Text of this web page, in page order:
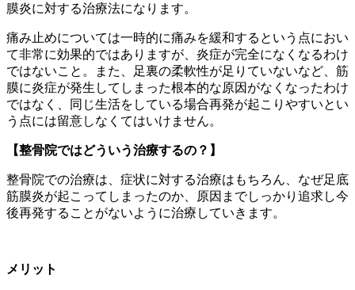
膜炎に対する治療法になります。
痛み止めについては一時的に痛みを緩和するという点におい
て非常に効果的ではありますが、炎症が完全になくなるわけ
ではないこと。また、足裏の柔軟性が足りていないなど、筋
膜に炎症が発生してしまった根本的な原因がなくなったわけ
ではなく、同じ生活をしている場合再発が起こりやすいとい
う点には留意しなくてはいけません。
【整骨院ではどういう治療するの？】
整骨院での治療は、症状に対する治療はもちろん、なぜ足底
筋膜炎が起こってしまったのか、原因までしっかり追求し今
後再発することがないように治療していきます。
メリット